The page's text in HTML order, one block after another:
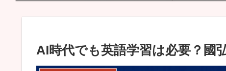
AI時代でも英語学習は必要？國